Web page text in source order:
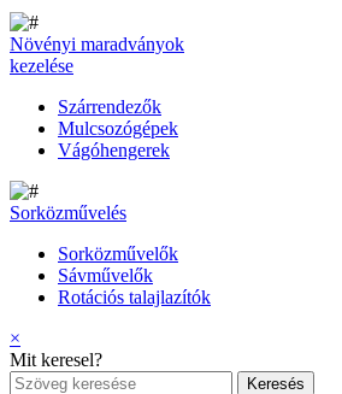
Növényi maradványok
kezelése
Szárrendezők
Mulcsozógépek
Vágóhengerek
Sorközművelés
Sorközművelők
Sávművelők
Rotációs talajlazítók
×
Mit keresel?